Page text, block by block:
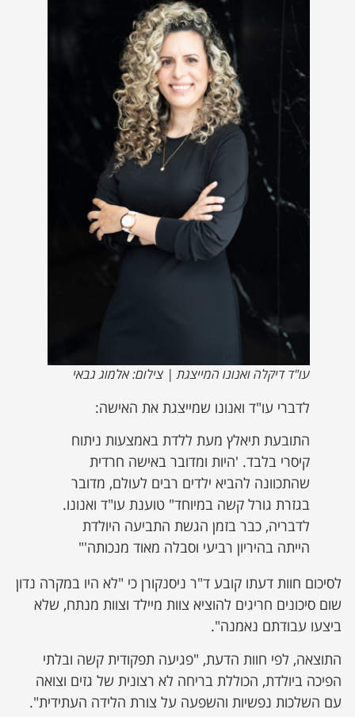
עו"ד דיקלה ואנונו המייצגת | צילום: אלמוג גבאי
לדברי עו"ד ואנונו שמייצגת את האישה:
התובעת תיאלץ מעת ללדת באמצעות ניתוח
קיסרי בלבד. 'היות ומדובר באישה חרדית
שהתכוונה להביא ילדים רבים לעולם, מדובר
בגזרת גורל קשה במיוחד" טוענת עו"ד ואנונו.
לדבריה, כבר בזמן הגשת התביעה היולדת
הייתה בהיריון רביעי וסבלה מאוד מנכותה'"
לסיכום חוות דעתו קובע ד"ר ניסנקורן כי "לא היו במקרה נדון
שום סיכונים חריגים להוציא צוות מיילד וצוות מנתח, שלא
ביצעו עבודתם נאמנה".
התוצאה, לפי חוות הדעת, "פגיעה תפקודית קשה ובלתי
הפיכה ביולדת, הכוללת בריחה לא רצונית של גזים וצואה
עם השלכות נפשיות והשפעה על צורת הלידה העתידית".